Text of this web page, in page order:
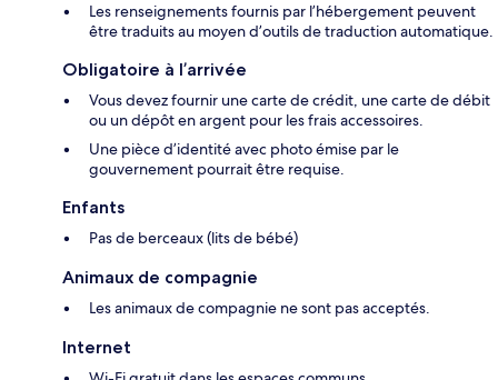
Les renseignements fournis par l’hébergement peuvent
être traduits au moyen d’outils de traduction automatique.
Obligatoire à l’arrivée
Vous devez fournir une carte de crédit, une carte de débit
ou un dépôt en argent pour les frais accessoires.
Une pièce d’identité avec photo émise par le
gouvernement pourrait être requise.
Enfants
Pas de berceaux (lits de bébé)
Animaux de compagnie
Les animaux de compagnie ne sont pas acceptés.
Internet